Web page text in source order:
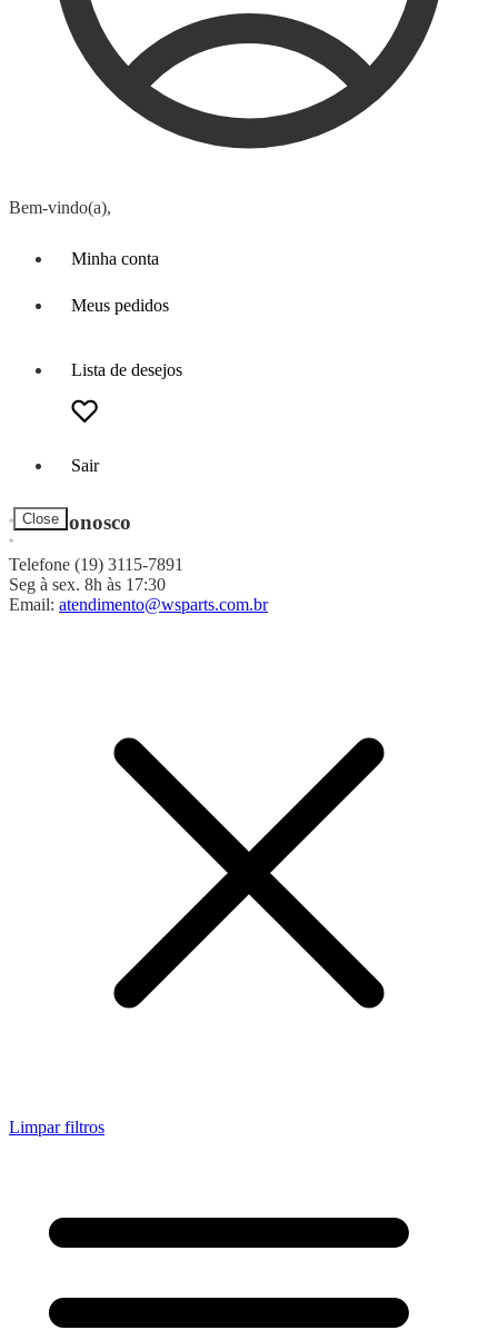
Bem-vindo(a),
Minha conta
Meus pedidos
Lista de desejos
Sair
Close
Fale Conosco
Telefone (19) 3115-7891
Seg à sex. 8h às 17:30
Email: atendimento@wsparts.com.br
Limpar filtros